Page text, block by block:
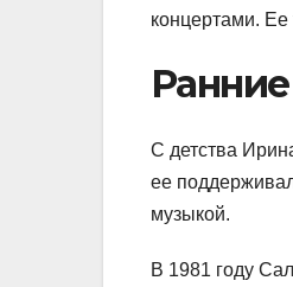
концертами. Ее
С детства
ее
музыкой.
В 1981 году